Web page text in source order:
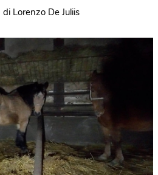
di Lorenzo De Juliis